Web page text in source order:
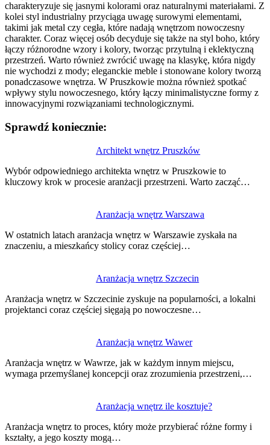
charakteryzuje się jasnymi kolorami oraz naturalnymi materiałami. Z
kolei styl industrialny przyciąga uwagę surowymi elementami,
takimi jak metal czy cegła, które nadają wnętrzom nowoczesny
charakter. Coraz więcej osób decyduje się także na styl boho, który
łączy różnorodne wzory i kolory, tworząc przytulną i eklektyczną
przestrzeń. Warto również zwrócić uwagę na klasykę, która nigdy
nie wychodzi z mody; eleganckie meble i stonowane kolory tworzą
ponadczasowe wnętrza. W Pruszkowie można również spotkać
wpływy stylu nowoczesnego, który łączy minimalistyczne formy z
innowacyjnymi rozwiązaniami technologicznymi.
Sprawdź koniecznie:
Architekt wnętrz Pruszków
Wybór odpowiedniego architekta wnętrz w Pruszkowie to
kluczowy krok w procesie aranżacji przestrzeni. Warto zacząć…
Aranżacja wnętrz Warszawa
W ostatnich latach aranżacja wnętrz w Warszawie zyskała na
znaczeniu, a mieszkańcy stolicy coraz częściej…
Aranżacja wnętrz Szczecin
Aranżacja wnętrz w Szczecinie zyskuje na popularności, a lokalni
projektanci coraz częściej sięgają po nowoczesne…
Aranżacja wnętrz Wawer
Aranżacja wnętrz w Wawrze, jak w każdym innym miejscu,
wymaga przemyślanej koncepcji oraz zrozumienia przestrzeni,…
Aranżacja wnętrz ile kosztuje?
Aranżacja wnętrz to proces, który może przybierać różne formy i
kształty, a jego koszty mogą…
wpisu